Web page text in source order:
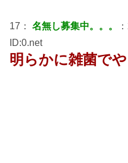
17： 名無し募集中。。。
ID:0.net
明らかに雑菌で